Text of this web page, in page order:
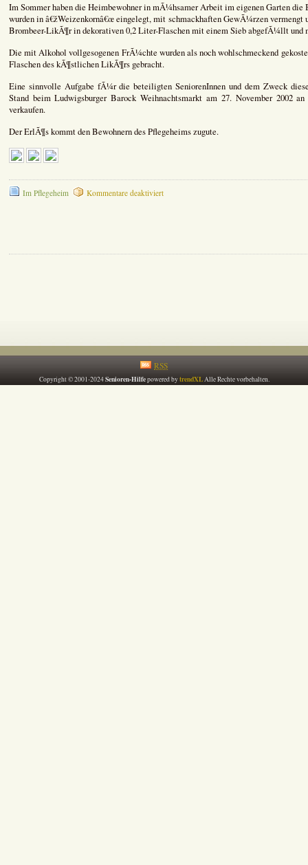
Im Sommer haben die Heimbewohner in mÃ¼hsamer Arbeit im eigenen Garten
wurden in â€žWeizenkornâ€œ eingelegt, mit schmackhaften GewÃ¼rzen vermengt
Brombeer-LikÃ¶r in dekorativen 0,2 Liter-Flaschen mit einem Sieb abgefÃ¼llt und
Die mit Alkohol vollgesogenen FrÃ¼chte wurden als noch wohlschmeckend
Flaschen des kÃ¶stlichen LikÃ¶rs gebracht.
Eine sinnvolle Aufgabe fÃ¼r die beteiligten SeniorenInnen und dem Zweck
Stand beim Ludwigsburger Barock Weihnachtsmarkt am 27. November 2002
verkaufen.
Der ErlÃ¶s kommt den Bewohnern des Pflegeheims zugute.
Im Pflegeheim Kommentare deaktiviertfür
RSS
Copyright © 2001-2024Senioren-Hilfepowered bytrendXLAlle Rechte vorbehalten.